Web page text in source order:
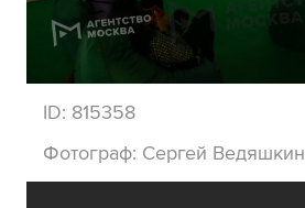
ID: 815358
Фотограф: Сергей Ведяшкин